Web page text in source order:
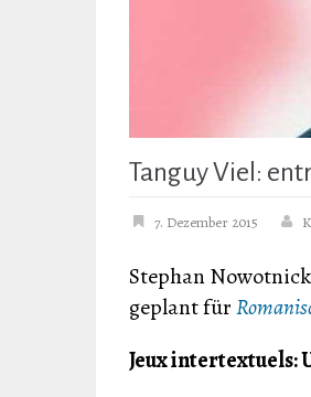
Tanguy Viel:
7. Dezember 2015
Stephan
geplant für
Jeux intertextuels: